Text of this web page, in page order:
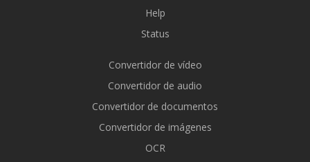
Help
Status
Convertidor de vídeo
Convertidor de audio
Convertidor de documentos
Convertidor de imágenes
OCR